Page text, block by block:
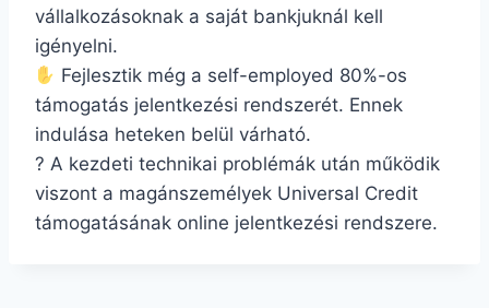
vállalkozásoknak a saját bankjuknál kell
igényelni.
Fejlesztik még a self-employed 80%-os
támogatás jelentkezési rendszerét. Ennek
indulása heteken belül várható.
? A kezdeti technikai problémák után működik
viszont a magánszemélyek Universal Credit
támogatásának online jelentkezési rendszere.